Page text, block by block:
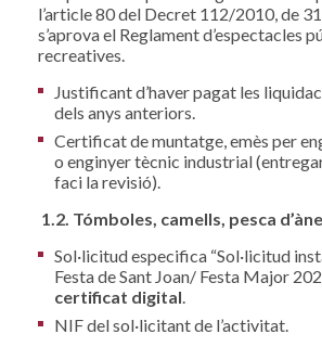
l’article 80 del Decret 112/2010, de
s’aprova el Reglament d’espectacles
recreatives.
Justificant d’haver pagat les
dels anys anteriors.
Certificat de muntatge, emès per
o enginyer tècnic industrial (entregar
faci la revisió).
1.2. Tómboles, camells, pesca
Sol·licitud especifica “Sol·licitud
Festa de Sant Joan/ Festa Major
certificat digital.
NIF del sol·licitant de l’activitat.